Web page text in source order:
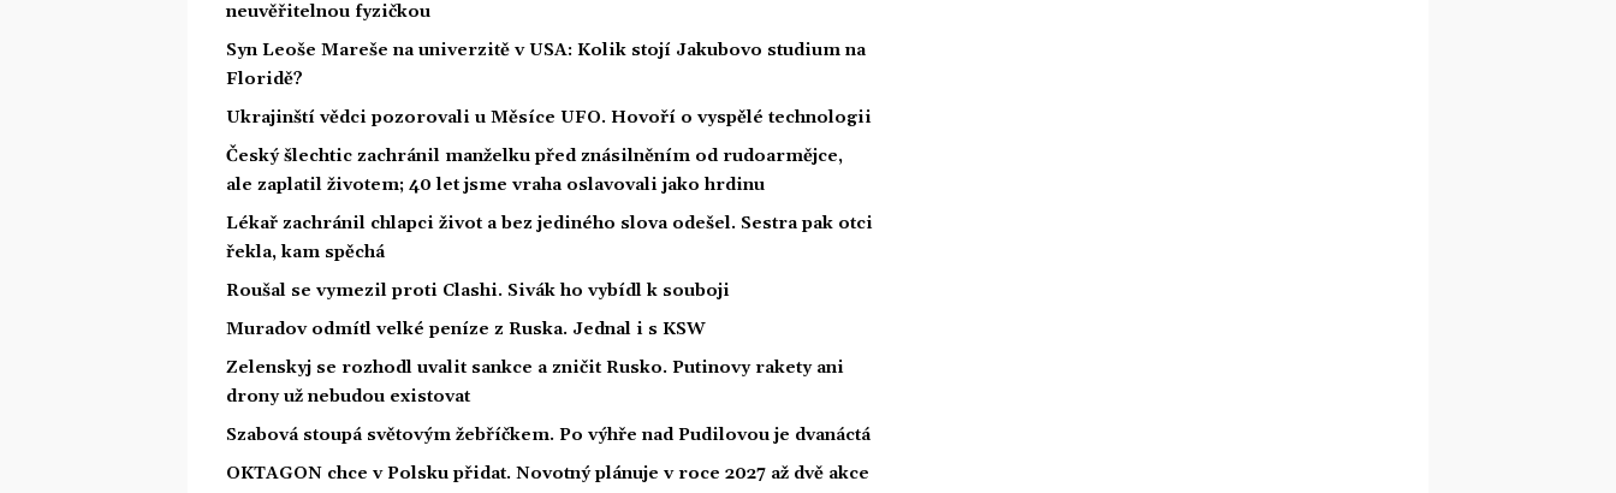
neuvěřitelnou fyzičkou
Syn Leoše Mareše na univerzitě v USA: Kolik stojí Jakubovo studium na
Floridě?
Ukrajinští vědci pozorovali u Měsíce UFO. Hovoří o vyspělé technologii
Český šlechtic zachránil manželku před znásilněním od rudoarmějce,
ale zaplatil životem; 40 let jsme vraha oslavovali jako hrdinu
Lékař zachránil chlapci život a bez jediného slova odešel. Sestra pak otci
řekla, kam spěchá
Roušal se vymezil proti Clashi. Sivák ho vybídl k souboji
Muradov odmítl velké peníze z Ruska. Jednal i s KSW
Zelenskyj se rozhodl uvalit sankce a zničit Rusko. Putinovy rakety ani
drony už nebudou existovat
Szabová stoupá světovým žebříčkem. Po výhře nad Pudilovou je dvanáctá
OKTAGON chce v Polsku přidat. Novotný plánuje v roce 2027 až dvě akce